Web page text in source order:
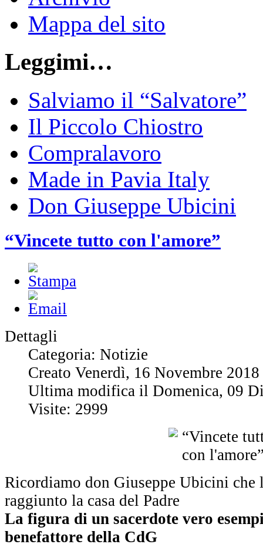
Mappa del sito
Leggimi…
Salviamo il “Salvatore”
Il Piccolo Chiostro
Compralavoro
Made in Pavia Italy
Don Giuseppe Ubicini
“Vincete tutto con l'amore”
Dettagli
Categoria: Notizie
Creato Venerdì, 16 Novembre
Ultima modifica il Domenica, 09
Visite: 2999
Ricordiamo don Giuseppe Ubicini che
raggiunto la casa del Padre
La figura di un sacerdote vero
benefattore della CdG